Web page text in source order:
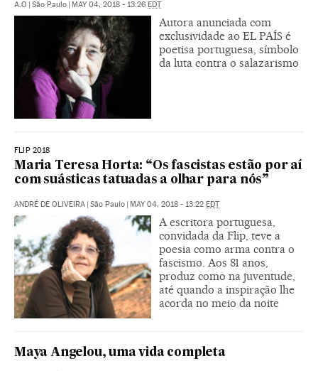
A.O | São Paulo | MAY 04, 2018 - 13:26 EDT
Autora anunciada com
exclusividade ao EL PAÍS é
poetisa portuguesa, símbolo
da luta contra o salazarismo
FLIP 2018
Maria Teresa Horta: “Os fascistas estão por aí
com suásticas tatuadas a olhar para nós”
ANDRÉ DE OLIVEIRA | São Paulo | MAY 04, 2018 - 13:22 EDT
A escritora portuguesa,
convidada da Flip, teve a
poesia como arma contra o
fascismo. Aos 81 anos,
produz como na juventude,
até quando a inspiração lhe
acorda no meio da noite
Maya Angelou, uma vida completa